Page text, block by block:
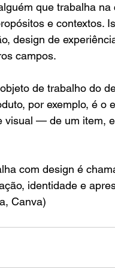
que trabalha
e contextos.
design de
campos.
de trabalho do
por exemplo, é o
— de um item,
com design é
identidade e
Canva)